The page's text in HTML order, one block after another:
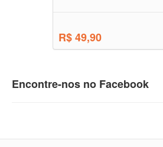
R$ 49,90
Encontre-nos no Facebook